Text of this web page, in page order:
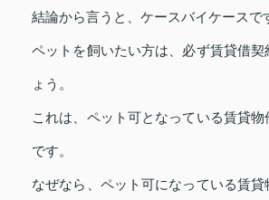
結論から言うと、ケースバイケースで
ペットを飼いたい方は、必ず賃貸借契
ょう。
これは、ペット可となっている賃貸物
です。
なぜなら、ペット可になっている賃貸